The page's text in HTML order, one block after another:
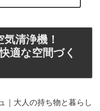
清浄機！
適な空間づく
｜大人の持ち物と暮らし